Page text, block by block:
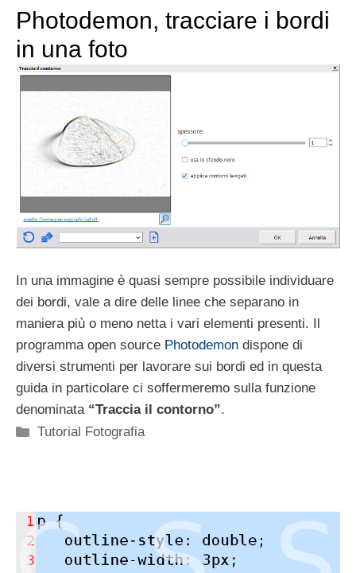
Photodemon, tracciare i bordi
in una foto
In una immagine è quasi sempre possibile individuare
dei bordi, vale a dire delle linee che separano in
maniera più o meno netta i vari elementi presenti. Il
programma open source Photodemon dispone di
diversi strumenti per lavorare sui bordi ed in questa
guida in particolare ci soffermeremo sulla funzione
denominata “Traccia il contorno”.
Categorie
Tutorial Fotografia